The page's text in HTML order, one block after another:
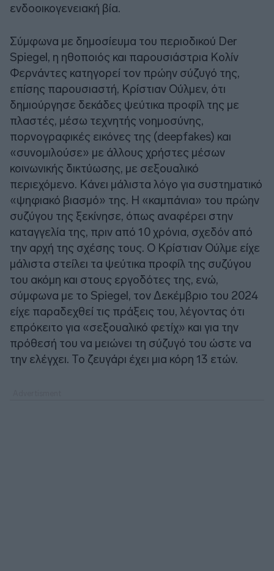
ενδοοικογενειακή βία.
Σύμφωνα με δημοσίευμα του περιοδικού Der
Spiegel, η ηθοποιός και παρουσιάστρια Κολίν
Φερνάντες κατηγορεί τον πρώην σύζυγό της,
επίσης παρουσιαστή, Κρίστιαν Ούλμεν, ότι
δημιούργησε δεκάδες ψεύτικα προφίλ της με
πλαστές, μέσω τεχνητής νοημοσύνης,
πορνογραφικές εικόνες της (deepfakes) και
«συνομιλούσε» με άλλους χρήστες μέσων
κοινωνικής δικτύωσης, με σεξουαλικό
περιεχόμενο. Κάνει μάλιστα λόγο για συστηματικό
«ψηφιακό βιασμό» της. Η «καμπάνια» του πρώην
συζύγου της ξεκίνησε, όπως αναφέρει στην
καταγγελία της, πριν από 10 χρόνια, σχεδόν από
την αρχή της σχέσης τους. Ο Κρίστιαν Ούλμε είχε
μάλιστα στείλει τα ψεύτικα προφίλ της συζύγου
του ακόμη και στους εργοδότες της, ενώ,
σύμφωνα με το Spiegel, τον Δεκέμβριο του 2024
είχε παραδεχθεί τις πράξεις του, λέγοντας ότι
επρόκειτο για «σεξουαλικό φετίχ» και για την
πρόθεσή του να μειώνει τη σύζυγό του ώστε να
την ελέγχει. Το ζευγάρι έχει μια κόρη 13 ετών.